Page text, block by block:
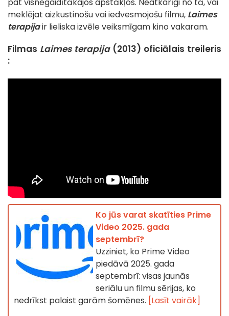
pat visnegaidītākajos apstākļos. Neatkarīgi no tā, vai
meklējat aizkustinošu vai iedvesmojošu filmu, Laimes
terapijair lieliska izvēle veiksmīgam kino vakaram.
Filmas Laimes terapija(2013) oficiālais treileris
:
Ko jūs varat skatīties Prime
Video 2025. gada
septembrī?
Uzziniet, ko Prime Video
piedāvā 2025. gada
septembrī: visas jaunās
seriālu un filmu sērijas, ko
nedrīkst palaist garām šomēnes. [Lasīt vairāk]